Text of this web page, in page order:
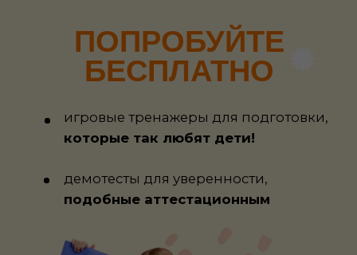
ПРОСТАЯ НАВИГАЦИЯ
Платформа сделана для ребенка и
родителя, 100% простоты и
удобства по мнению наших семей!
3 ПОПЫТКИ НА СДАЧУ
любой предмет 3 раза на лучшую
оценку!